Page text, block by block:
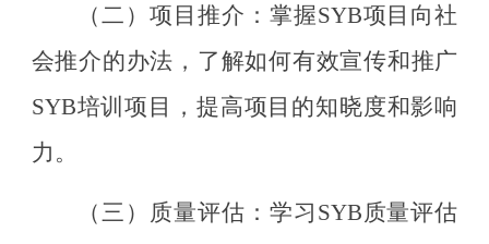
（二）项目推介： 掌握SYB项目向社
会推介的办法，了解如何有效宣传和推广
SYB培训项目，提高项目的知晓度和影响
力。
（三） 质量评估： 学习 SYB质量评估